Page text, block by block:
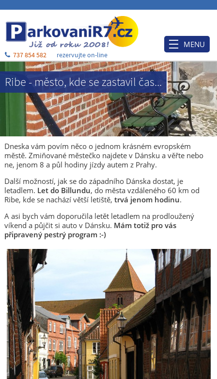
Ribe - město, kde se zastavil čas...
Dneska vám povím něco o jednom krásném evropském
městě. Zmiňované městečko najdete v Dánsku a věřte nebo
ne, jenom 8 a půl hodiny jízdy autem z Prahy.
Další možností, jak se do západního Dánska dostat, je
letadlem. Let do Billundu, do města vzdáleného 60 km od
Ribe, kde se nachází větší letiště, trvá jenom hodinu.
A asi bych vám doporučila letět letadlem na prodloužený
víkend a půjčit si auto v Dánsku. Mám totiž pro vás
připravený pestrý program :-)
737 854 582 rezervujte on-line
MENU
Úvod
Ceník
Rezervace
Po příjezdu
Ubytování
O nás
Blog
Kontakt a mapa